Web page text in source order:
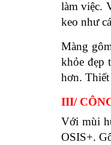
làm việc.
keo như
Màng
khỏe đẹp
hơn.
III/
Với mùi
OSIS+.